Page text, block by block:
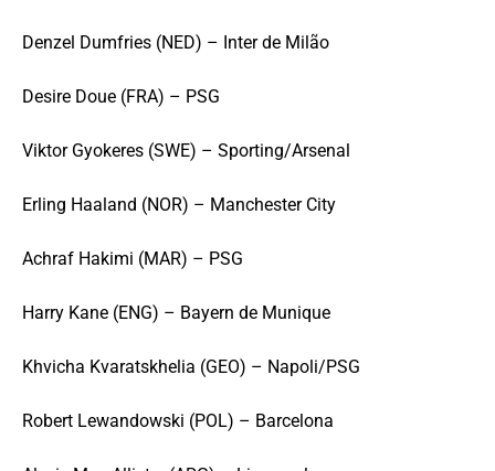
Denzel Dumfries (NED) – Inter de Milão
Desire Doue (FRA) – PSG
Viktor Gyokeres (SWE) – Sporting/Arsenal
Erling Haaland (NOR) – Manchester City
Achraf Hakimi (MAR) – PSG
Harry Kane (ENG) – Bayern de Munique
Khvicha Kvaratskhelia (GEO) – Napoli/PSG
Robert Lewandowski (POL) – Barcelona